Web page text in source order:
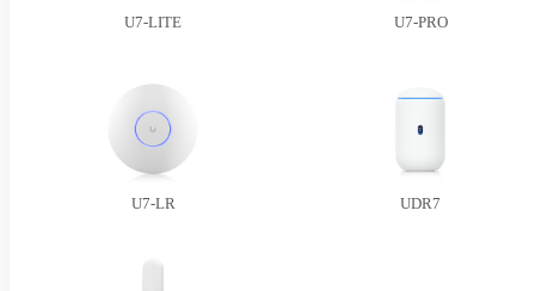
U7-LITE U7-PRO
U7-LR UDR7